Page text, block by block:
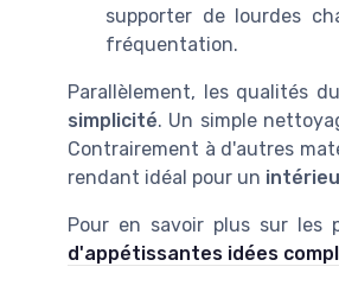
supporter de lourdes
fréquentation.
Parallèlement, les qualités
simplicité. Un simple
Contrairement à d'autres
rendant idéal pour un
Pour en savoir plus sur les
d'appétissantes idées